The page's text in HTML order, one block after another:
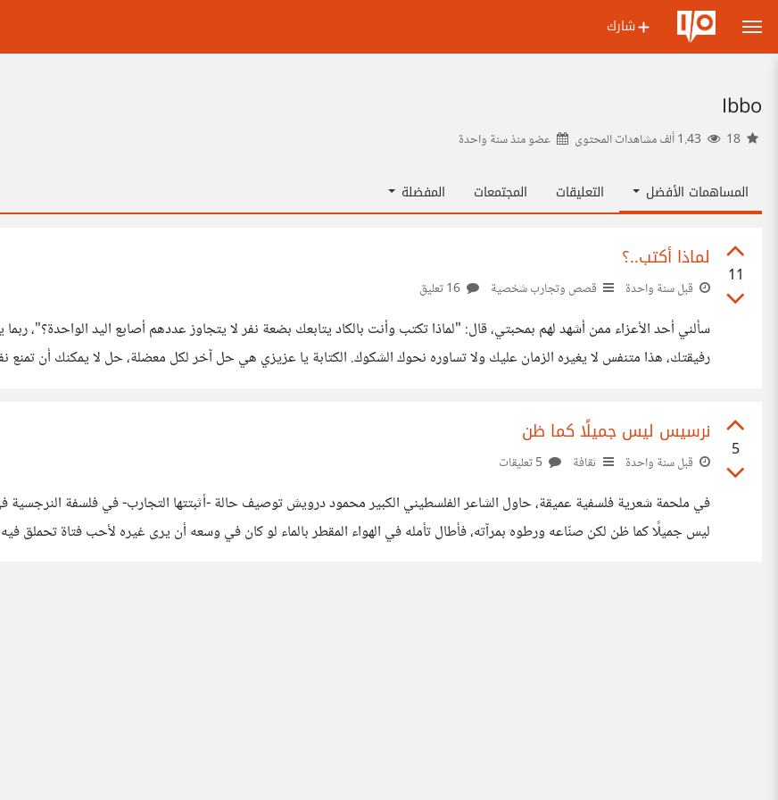
شارك
Ibbo
عضو منذسنة واحدة
المساهمات الأفضل التعليقات المجتمعات المفضلة
11
لماذا أكتب..؟
قبل سنة واحدة قصص وتجارب شخصية
سألني أحد الأعزاء ممن أشهد لهم بمحبتي، قال: "لماذا تكتب وأنت بالكاد يتابعك بضعة نفر لا يتجاوز عددهم أصابع اليد
رفيقتك، هذا متنفس لا يغيره الزمان عليك ولا تساوره نحوك الشكوك. الكتابة يا عزيزي هي حل
5
نرسيس ليس جميلًا كما ظن
قبل سنة واحدة ثقافة
في ملحمة شعرية فلسفية عميقة، حاول الشاعر الفلسطيني الكبير محمود درويش توصيف حالة -أثبتتها التجارب- في فلسفة
ليس جميلًا كما ظن لكن صنّاعه ورطوه بمرآته، فأطال تأمله في الهواء المقطر بالماء لو كان في وسعه أن يرى غيره لأحب فتاة تحملق